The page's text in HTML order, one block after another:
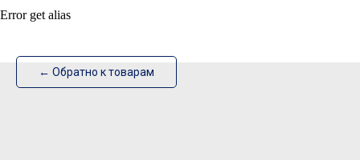
ИзотехПро
← Обратно к товарам
Error get alias